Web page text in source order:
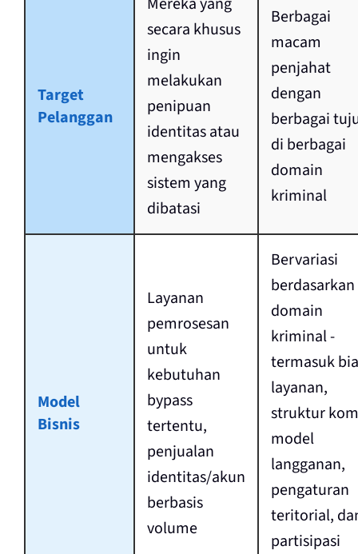
Target
Pelanggan
secara khusus
ingin
melakukan
penipuan
identitas atau
mengakses
sistem yang
dibatasi
Berbagai
macam
penjahat
dengan
berbagai
di berbagai
domain
kriminal
Model
Bisnis
Layanan
pemrosesan
untuk
kebutuhan
bypass
tertentu,
penjualan
identitas/akun
berbasis
volume
Bervariasi
berdasarkan
domain
kriminal -
termasuk
layanan,
struktur
model
langganan,
pengaturan
teritorial,
partisipasi